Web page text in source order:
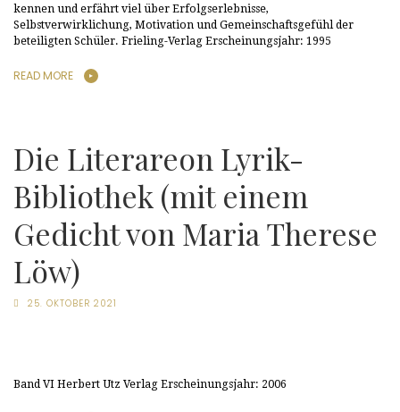
kennen und erfährt viel über Erfolgserlebnisse,
Selbstverwirklichung, Motivation und Gemeinschaftsgefühl der
beteiligten Schüler. Frieling-Verlag Erscheinungsjahr: 1995
READ MORE
Die Literareon Lyrik-
Bibliothek (mit einem
Gedicht von Maria Therese
Löw)
25. OKTOBER 2021
Band VI Herbert Utz Verlag Erscheinungsjahr: 2006